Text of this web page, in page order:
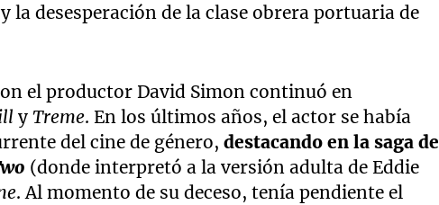
la desesperación de la clase obrera portuaria de
el productor David Simon continuó en
yTreme. En los últimos años, el actor se había
del cine de género,destacando en la saga de
(donde interpretó a la versión adulta de Eddie
. Al momento de su deceso, tenía pendiente el